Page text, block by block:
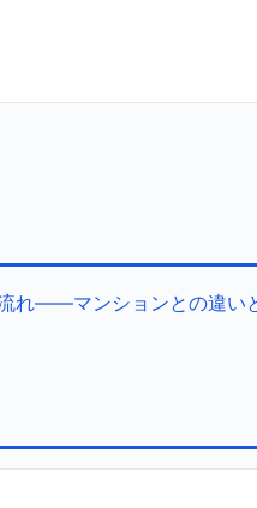
れ——マンションとの違い